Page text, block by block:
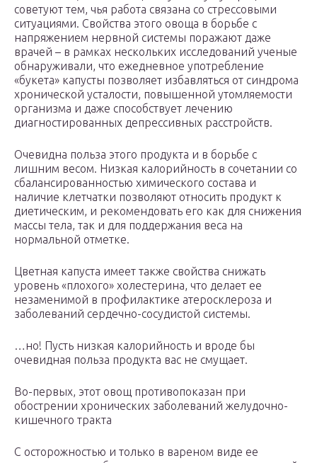
советуют тем, чья работа связана со стрессовыми
ситуациями. Свойства этого овоща в борьбе с
напряжением нервной системы поражают даже
врачей – в рамках нескольких исследований ученые
обнаруживали, что ежедневное употребление
«букета» капусты позволяет избавляться от синдрома
хронической усталости, повышенной утомляемости
организма и даже способствует лечению
диагностированных депрессивных расстройств.
Очевидна польза этого продукта и в борьбе с
лишним весом. Низкая калорийность в сочетании со
сбалансированностью химического состава и
наличие клетчатки позволяют относить продукт к
диетическим, и рекомендовать его как для снижения
массы тела, так и для поддержания веса на
нормальной отметке.
Цветная капуста имеет также свойства снижать
уровень «плохого» холестерина, что делает ее
незаменимой в профилактике атеросклероза и
заболеваний сердечно-сосудистой системы.
…но! Пусть низкая калорийность и вроде бы
очевидная польза продукта вас не смущает.
Во-первых, этот овощ противопоказан при
обострении хронических заболеваний желудочно-
кишечного тракта
С осторожностью и только в вареном виде ее